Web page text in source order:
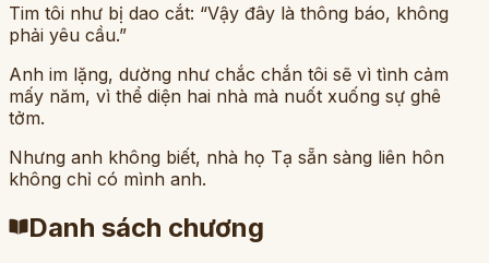
Tim tôi như bị dao cắt: “Vậy đây là thông báo, không
phải yêu cầu.”
Anh im lặng, dường như chắc chắn tôi sẽ vì tình cảm
mấy năm, vì thể diện hai nhà mà nuốt xuống sự ghê
tởm.
Nhưng anh không biết, nhà họ Tạ sẵn sàng liên hôn
không chỉ có mình anh.
Danh sách chương